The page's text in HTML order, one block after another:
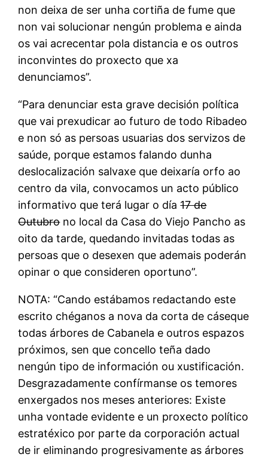
non deixa de ser unha cortiña de fume que
non vai solucionar nengún problema e ainda
os vai acrecentar pola distancia e os outros
inconvintes do proxecto que xa
denunciamos”.
“Para denunciar esta grave decisión política
que vai prexudicar ao futuro de todo Ribadeo
e non só as persoas usuarias dos servizos de
saúde, porque estamos falando dunha
deslocalización salvaxe que deixaría orfo ao
centro da vila, convocamos un acto público
informativo que terá lugar o día17 de
Outubrono local da Casa do Viejo Pancho as
oito da tarde, quedando invitadas todas as
persoas que o desexen que ademais poderán
opinar o que consideren oportuno”.
NOTA: “Cando estábamos redactando este
escrito chéganos a nova da corta de cáseque
todas árbores de Cabanela e outros espazos
próximos, sen que concello teña dado
nengún tipo de información ou xustificación.
Desgrazadamente confírmanse os temores
enxergados nos meses anteriores: Existe
unha vontade evidente e un proxecto político
estratéxico por parte da corporación actual
de ir eliminando progresivamente as árbores